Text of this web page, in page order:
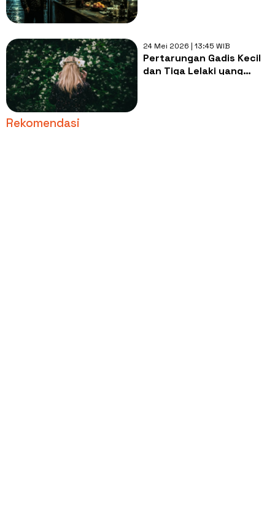
24 Mei 2026 | 13:45 WIB
Pertarungan Gadis Kecil
dan Tiga Lelaki yang
Rekomendasi